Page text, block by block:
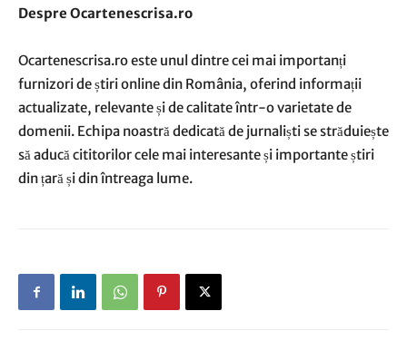
Despre Ocartenescrisa.ro
Ocartenescrisa.ro este unul dintre cei mai importanți
furnizori de știri online din România, oferind informații
actualizate, relevante și de calitate într-o varietate de
domenii. Echipa noastră dedicată de jurnaliști se străduiește
să aducă cititorilor cele mai interesante și importante știri
din țară și din întreaga lume.